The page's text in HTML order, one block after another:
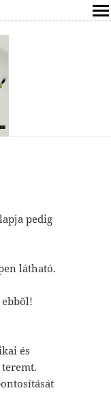
pedig
látható.
és